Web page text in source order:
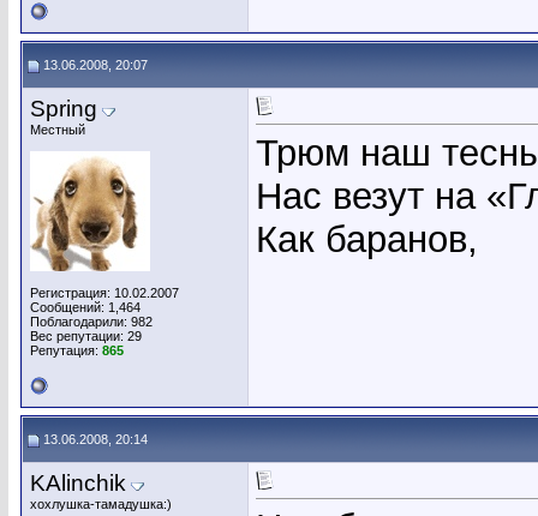
13.06.2008, 20:07
Spring
Местный
Регистрация: 10.02.2007
Сообщений: 1,464
Поблагодарили: 982
Вес репутации: 29
Репутация: 865
Трюм наш
Нас везут на
Как баранов,
13.06.2008, 20:14
KAlinchik
хохлушка-тамадушка:)